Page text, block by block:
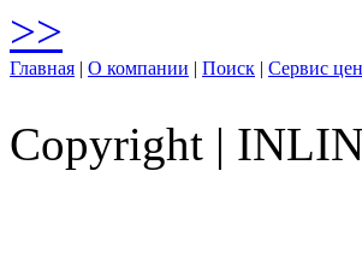
>>
Главная | О компании | Поиск | Сервис
Copyright |